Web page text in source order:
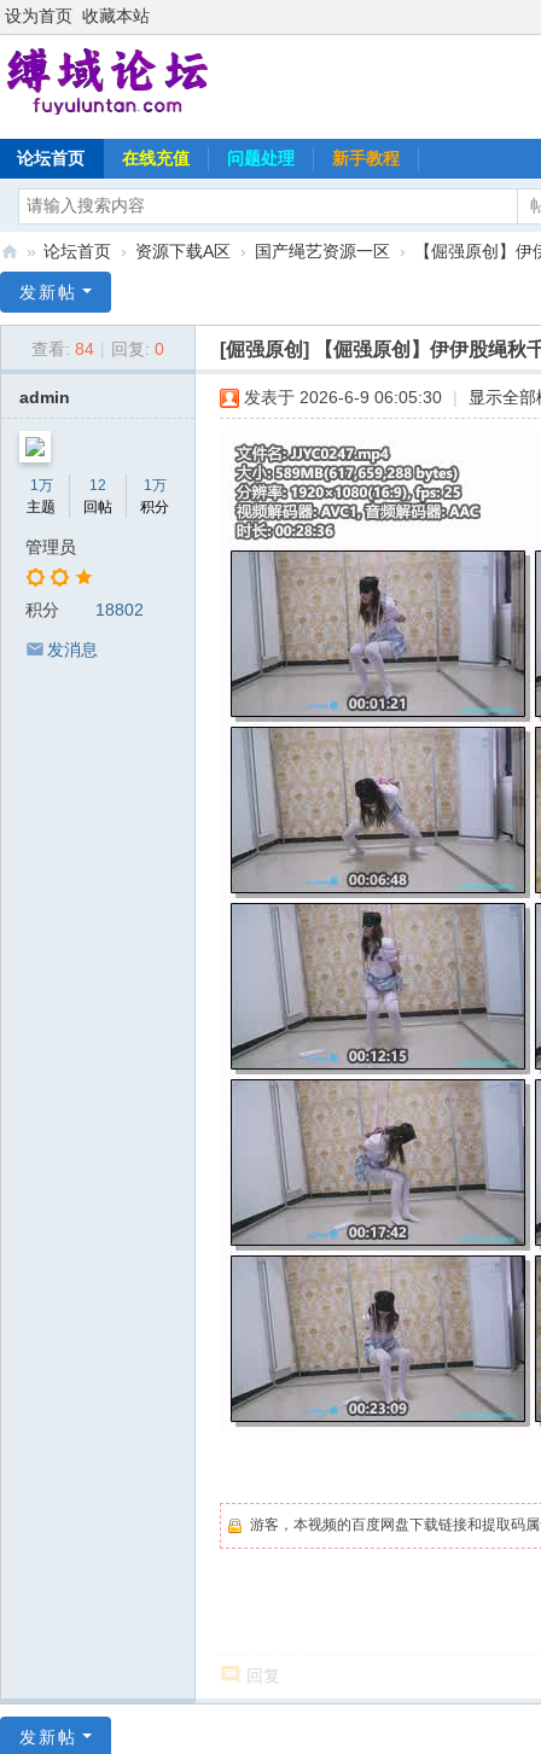
设为首页 收藏本站
论坛首页 在线充值 问题处理 新手教程
域
» 论坛首页 › 资源下载A区 › 国产绳艺资源一区 › 【倔强原创】伊
发新帖
查看: 84 回复: 0 [倔强原创] 【倔强原创】伊伊股绳秋
admin
1万
主题
12
回帖
1万
积分
管理员
积分 18802
发消息
发表于 2026-6-9 06:05:30 显示全部
游客，本视频的百度网盘下载链接和提取码
回复
发新帖